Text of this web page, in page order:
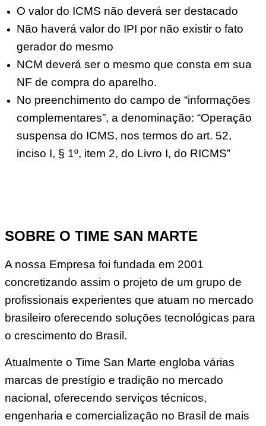
O valor do ICMS não deverá ser destacado
Não haverá valor do IPI por não existir o fato
gerador do mesmo
NCM deverá ser o mesmo que consta em sua
NF de compra do aparelho.
No preenchimento do campo de “informações
complementares”, a denominação: “Operação
suspensa do ICMS, nos termos do art. 52,
inciso I, § 1º, item 2, do Livro I, do RICMS”
SOBRE O TIME SAN MARTE
A nossa Empresa foi fundada em 2001
concretizando assim o projeto de um grupo de
profissionais experientes que atuam no mercado
brasileiro oferecendo soluções tecnológicas para
o crescimento do Brasil.
Atualmente o Time San Marte engloba várias
marcas de prestígio e tradição no mercado
nacional, oferecendo serviços técnicos,
engenharia e comercialização no Brasil de mais